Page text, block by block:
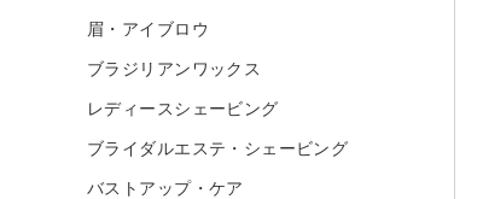
眉・アイブロウ
ブラジリアンワックス
レディースシェービング
ブライダルエステ・シェービング
バストアップ・ケア